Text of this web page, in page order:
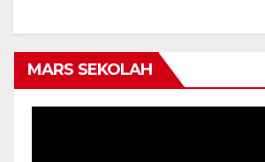
MARS SEKOLAH